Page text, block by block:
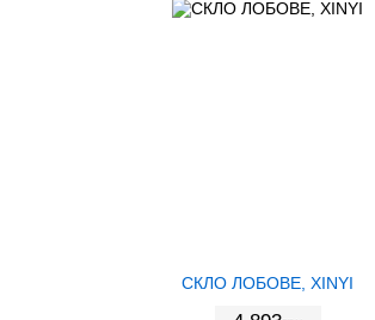
СКЛО ЛОБОВЕ, XINYI